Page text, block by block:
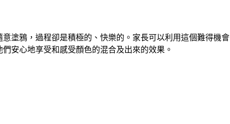
塗鴉，過程卻是積極的、快樂的。家長可以利用這個難得機
安心地享受和感受顏色的混合及出來的效果。